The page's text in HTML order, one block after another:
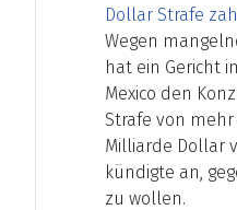
Dollar Strafe
Wegen
hat ein Gericht
Mexico den
Strafe von
Milliarde Dollar
kündigte an,
zu wollen.